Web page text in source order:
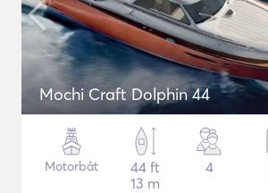
Mochi Craft Dolphin 44
Motorbåt
44 ft
13 m
4